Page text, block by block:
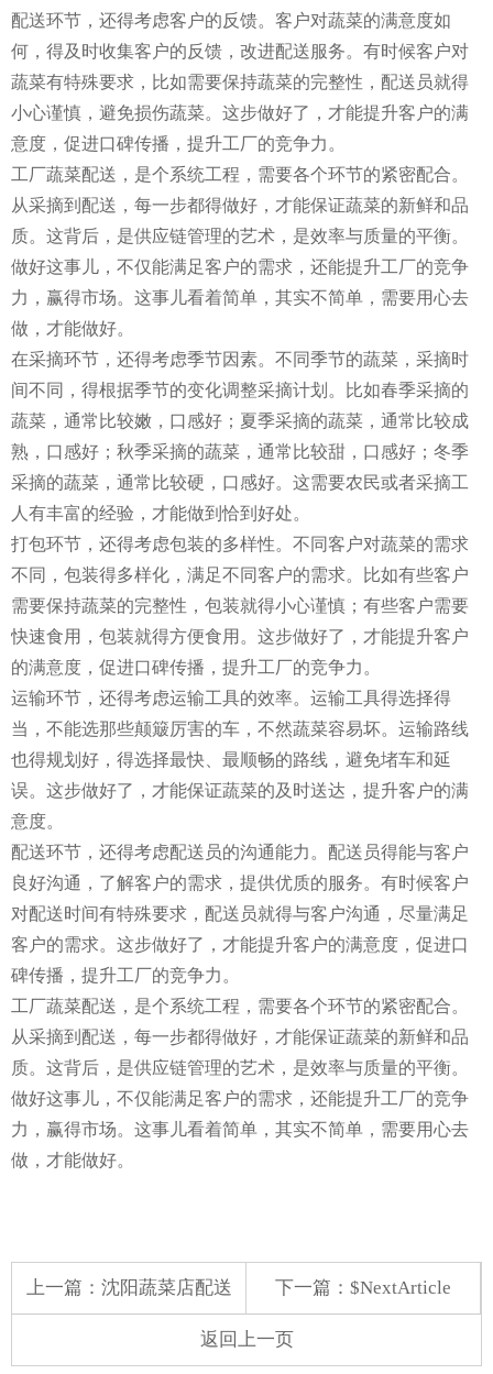
配送环节，还得考虑客户的反馈。客户对蔬菜的满意度如
何，得及时收集客户的反馈，改进配送服务。有时候客户对
蔬菜有特殊要求，比如需要保持蔬菜的完整性，配送员就得
小心谨慎，避免损伤蔬菜。这步做好了，才能提升客户的满
意度，促进口碑传播，提升工厂的竞争力。
工厂蔬菜配送，是个系统工程，需要各个环节的紧密配合。
从采摘到配送，每一步都得做好，才能保证蔬菜的新鲜和品
质。这背后，是供应链管理的艺术，是效率与质量的平衡。
做好这事儿，不仅能满足客户的需求，还能提升工厂的竞争
力，赢得市场。这事儿看着简单，其实不简单，需要用心去
做，才能做好。
在采摘环节，还得考虑季节因素。不同季节的蔬菜，采摘时
间不同，得根据季节的变化调整采摘计划。比如春季采摘的
蔬菜，通常比较嫩，口感好；夏季采摘的蔬菜，通常比较成
熟，口感好；秋季采摘的蔬菜，通常比较甜，口感好；冬季
采摘的蔬菜，通常比较硬，口感好。这需要农民或者采摘工
人有丰富的经验，才能做到恰到好处。
打包环节，还得考虑包装的多样性。不同客户对蔬菜的需求
不同，包装得多样化，满足不同客户的需求。比如有些客户
需要保持蔬菜的完整性，包装就得小心谨慎；有些客户需要
快速食用，包装就得方便食用。这步做好了，才能提升客户
的满意度，促进口碑传播，提升工厂的竞争力。
运输环节，还得考虑运输工具的效率。运输工具得选择得
当，不能选那些颠簸厉害的车，不然蔬菜容易坏。运输路线
也得规划好，得选择最快、最顺畅的路线，避免堵车和延
误。这步做好了，才能保证蔬菜的及时送达，提升客户的满
意度。
配送环节，还得考虑配送员的沟通能力。配送员得能与客户
良好沟通，了解客户的需求，提供优质的服务。有时候客户
对配送时间有特殊要求，配送员就得与客户沟通，尽量满足
客户的需求。这步做好了，才能提升客户的满意度，促进口
碑传播，提升工厂的竞争力。
工厂蔬菜配送，是个系统工程，需要各个环节的紧密配合。
从采摘到配送，每一步都得做好，才能保证蔬菜的新鲜和品
质。这背后，是供应链管理的艺术，是效率与质量的平衡。
做好这事儿，不仅能满足客户的需求，还能提升工厂的竞争
力，赢得市场。这事儿看着简单，其实不简单，需要用心去
做，才能做好。
上一篇： 沈阳蔬菜店配送 下一篇：$NextArticle
返回上一页